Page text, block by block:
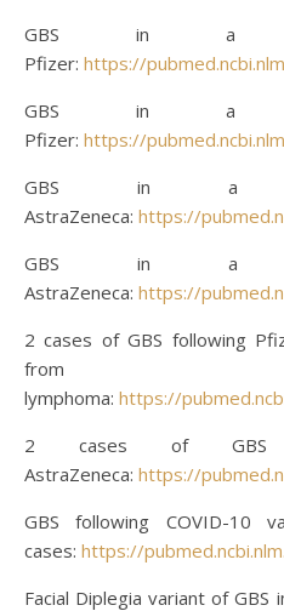
GBS in a
Pfizer: https://
GBS in a
Pfizer: https://
GBS in a
AstraZeneca: https://
GBS in a
AstraZeneca: https://
2 cases of GBS following
from
lymphoma: https://
2 cases of GBS
AstraZeneca: https://
GBS following COVID-10
cases: https://
Facial Diplegia variant of GBS